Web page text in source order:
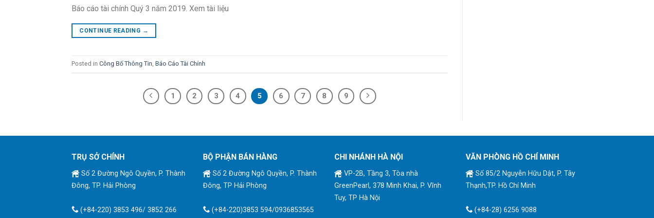
Báo cáo tài chính Quý 3 năm 2019. Xem tài liệu
CONTINUE READING →
Posted in Công Bố Thông Tin Báo Cáo Tài Chính
1 2 3 4 5 6 7 8 9
TRỤ SỞ CHÍNH
Số 2 Đường Ngô Quyền, P. Thành
Đông, TP. Hải Phòng
(+84-220) 3853 496/ 3852 266
BỘ PHẬN BÁN HÀNG
Số 2 Đường Ngô Quyền, P. Thành
Đông, TP Hải Phòng
(+84-220)3853 594/0936853565
CHI NHÁNH HÀ NỘI
VP-2B, Tầng 3, Tòa nhà
GreenPearl, 378 Minh Khai, P. Vĩnh
Tuy, TP Hà Nội
VĂN PHÒNG HỒ CHÍ MINH
Số 85/2 Nguyễn Hữu Dật, P. Tây
Thạnh,TP. Hồ Chí Minh
(+84-28) 6256 9088